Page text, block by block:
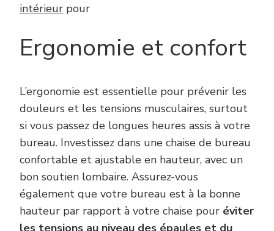
intérieur pour
Ergonomie et confort
L’ergonomie est essentielle pour prévenir les
douleurs et les tensions musculaires, surtout
si vous passez de longues heures assis à votre
bureau. Investissez dans une chaise de bureau
confortable et ajustable en hauteur, avec un
bon soutien lombaire. Assurez-vous
également que votre bureau est à la bonne
hauteur par rapport à votre chaise pour éviter
les tensions au niveau des épaules et du